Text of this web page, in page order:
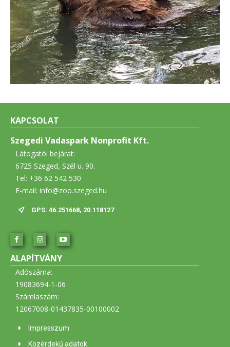
KAPCSOLAT
Szegedi Vadaspark Nonprofit Kft.
Látogatói bejárat:
6725 Szeged, Szél u. 90.
Tel: +36 62 542 530
E-mail: info@zoo.szeged.hu
GPS: 46.251668, 20.118127
ALAPÍTVÁNY
Adószáma:
19083694-1-06
Számlaszám:
12067008-01437835-00100002
Impresszum
Közérdekű adatok